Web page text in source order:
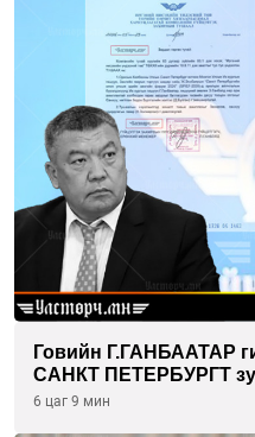
Говийн Г.ГАНБААТАР
САНКТ ПЕТЕРБУРГТ
“ИНҮТ” ТӨХХК даажээ
6 цаг 9 мин